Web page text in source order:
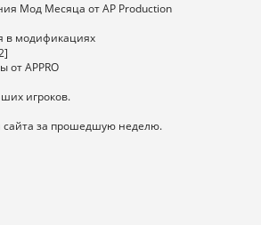
Мод Месяца от AP Production
в модификациях
от APPRO
игроков.
сайта за прошедшую неделю.